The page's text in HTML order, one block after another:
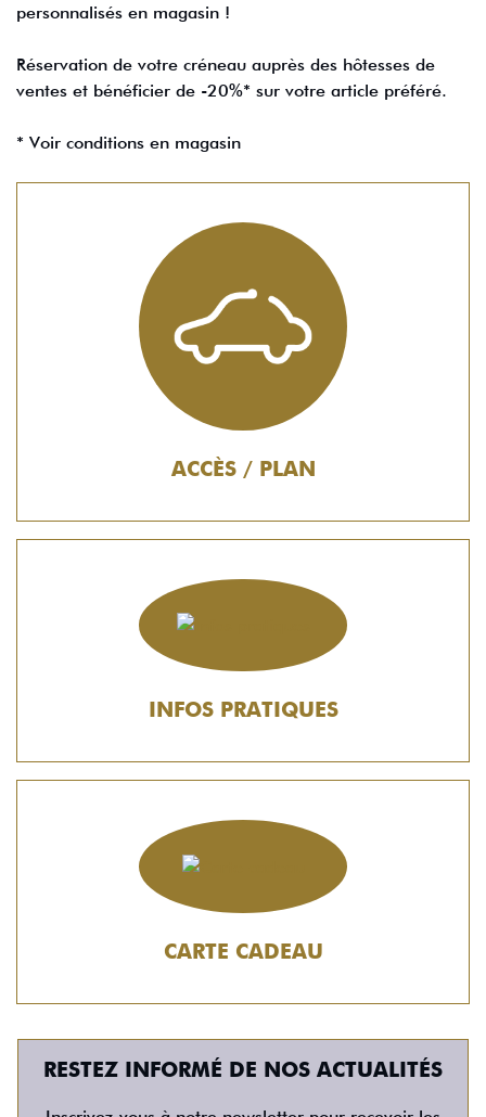
personnalisés en magasin !
Réservation de votre créneau auprès des hôtesses de
ventes et bénéficier de -20%* sur votre article préféré.
* Voir conditions en magasin
ACCÈS / PLAN
INFOS PRATIQUES
CARTE CADEAU
RESTEZ INFORMÉ DE NOS ACTUALITÉS